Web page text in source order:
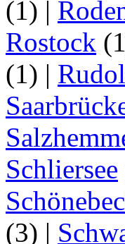
(1) |
Rostock
(1) |
Schliersee
(3) |